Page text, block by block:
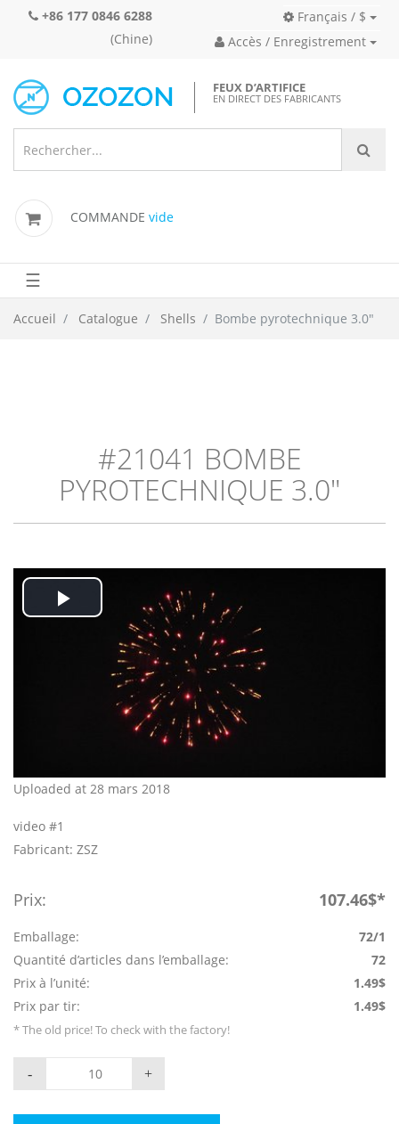
+86 177 0846 6288
(Chine)
Français / $
Accès / Enregistrement
FEUX D’ARTIFICE
EN DIRECT DES FABRICANTS
COMMANDE vide
☰
Accueil Catalogue Shells Bombe pyrotechnique 3.0"
#21041 BOMBE
PYROTECHNIQUE 3.0"
Play
Video
Uploaded at 28 mars 2018
video #1
Fabricant: ZSZ
Prix: 107.46$*
Emballage:
72/1
Quantité d’articles dans l’emballage:
72
Prix à l’unité:
1.49$
Prix par tir:
1.49$
* The old price! To check with the factory!
+
-